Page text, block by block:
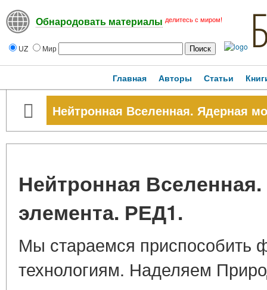
Обнародовать материалы делитесь с миром!
UZ Мир
Главная Авторы Статьи
Нейтронная Вселенная. Ядерная
Нейтронная
элемента. РЕД1.
Мы стараемся приспособить
технологиям. Наделяем